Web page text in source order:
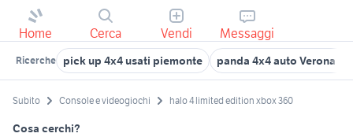
Home Cerca Vendi Messaggi
Ricerche pick up 4x4 usati piemonte panda 4x4 auto Verona
Subito Console e videogiochi halo 4 limited edition xbox 360
Cosa cerchi?